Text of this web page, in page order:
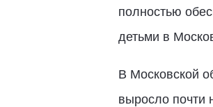
полностью
детьми в
В Московской
выросло почти